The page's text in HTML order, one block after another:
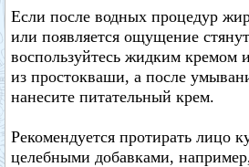
Если после водных процедур
или появляется ощущение
воспользуйтесь жидким кремом
из простокваши, а после
нанесите питательный крем.
Рекомендуется протирать лицо
целебными добавками,